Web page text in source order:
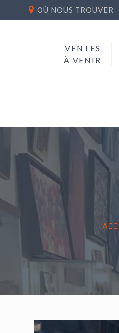
OÙ NOUS TROUVER
VENTES
À VENIR